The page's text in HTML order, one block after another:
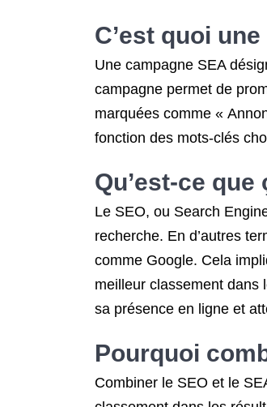
C’est quoi
Une campagne SEA
campagne permet de
marquées comme «
fonction des mots-clés
Qu’est-ce
Le SEO, ou Search
recherche. En d’autres
comme Google. Cela
meilleur classement dans
sa présence en ligne et
Pourquoi
Combiner le SEO et le